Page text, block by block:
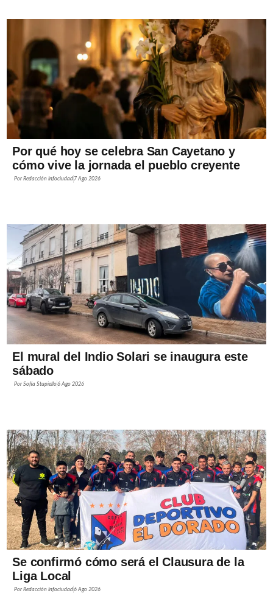
Por qué hoy se celebra San Cayetano y
cómo vive la jornada el pueblo creyente
PorRedacción Infociudad 7 Ago 2026
El mural del Indio Solari se inaugura este
sábado
PorSofía Stupiello6 Ago 2026
Se confirmó cómo será el Clausura de la
Liga Local
PorRedacción Infociudad6 Ago 2026